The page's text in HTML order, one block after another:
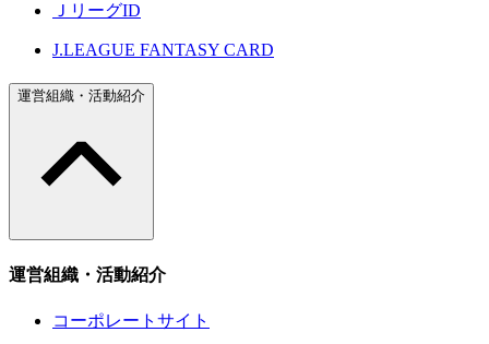
ＪリーグID
J.LEAGUE FANTASY CARD
運営組織・活動紹介
運営組織・活動紹介
コーポレートサイト